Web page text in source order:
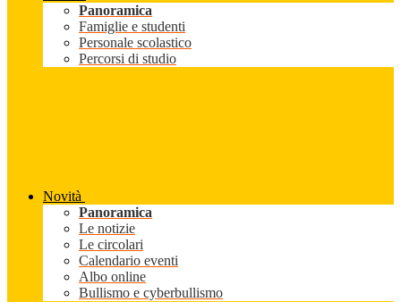
Panoramica
Famiglie e studenti
Personale scolastico
Percorsi di studio
Novità
Panoramica
Le notizie
Le circolari
Calendario eventi
Albo online
Bullismo e cyberbullismo